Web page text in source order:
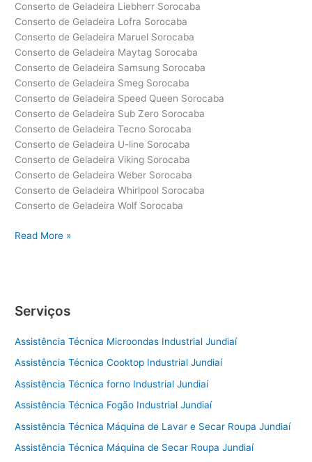
Conserto de Geladeira Liebherr Sorocaba
Conserto de Geladeira Lofra Sorocaba
Conserto de Geladeira Maruel Sorocaba
Conserto de Geladeira Maytag Sorocaba
Conserto de Geladeira Samsung Sorocaba
Conserto de Geladeira Smeg Sorocaba
Conserto de Geladeira Speed Queen Sorocaba
Conserto de Geladeira Sub Zero Sorocaba
Conserto de Geladeira Tecno Sorocaba
Conserto de Geladeira U-line Sorocaba
Conserto de Geladeira Viking Sorocaba
Conserto de Geladeira Weber Sorocaba
Conserto de Geladeira Whirlpool Sorocaba
Conserto de Geladeira Wolf Sorocaba
Conserto
Read More »
Serviços
Assistência Técnica Microondas Industrial Jundiaí
Assistência Técnica Cooktop Industrial Jundiaí
Assistência Técnica forno Industrial Jundiaí
Assistência Técnica Fogão Industrial Jundiaí
Assistência Técnica Máquina de Lavar e Secar Roupa Jundiaí
Assistência Técnica Máquina de Secar Roupa Jundiaí